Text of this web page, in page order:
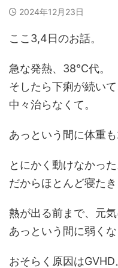
2024年12月23日
ここ3,4日のお話。
急な発熱、38℃代。
そしたら下痢が続い
中々治らなくて。
あっという間に体重
とにかく動けなかった
だからほとんど寝たき
熱が出る前まで、元
あっという間に弱く
おそらく原因はGVHD